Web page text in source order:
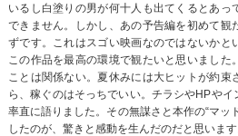
いるし白塗りの男が何十人も出てくるとあっ
できません。しかし、あの予告編を初めて観
ずです。これはスゴい映画なのではないかと
この作品を最高の環境で観たいと思いました
ことは関係ない。夏休みには大ヒットが約束
ら、稼ぐのはそっちでいい。チラシやHPや
率直に語りました。その無謀さと本作の“マッ
したのが、驚きと感動を生んだのだと思います